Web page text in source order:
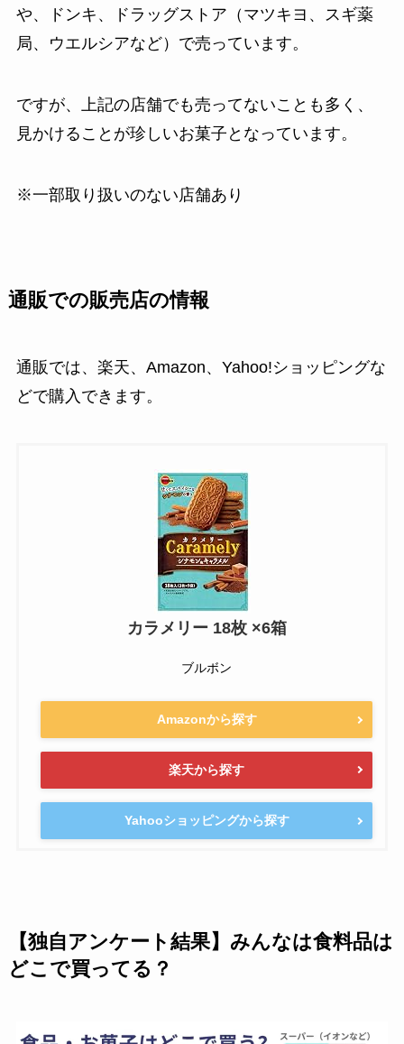
や、ドンキ、ドラッグストア（マツキヨ、スギ薬
局、ウエルシアなど）で売っています。
ですが、上記の店舗でも売ってないことも多く、
見かけることが珍しいお菓子となっています。
※一部取り扱いのない店舗あり
通販での販売店の情報
通販では、楽天、Amazon、Yahoo!ショッピングな
どで購入できます。
カラメリー 18枚 ×6箱
ブルボン
Amazonから探す
楽天から探す
Yahooショッピングから探す
【独自アンケート結果】みんなは食料品は
どこで買ってる？